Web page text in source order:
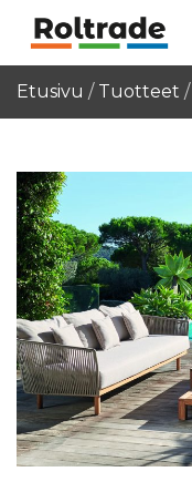
Etusivu / Tuotteet /